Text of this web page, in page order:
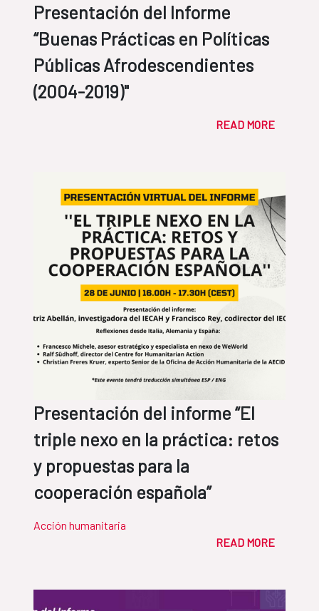
Presentación del Informe
“Buenas Prácticas en Políticas
Públicas Afrodescendientes
(2004-2019)"
READ MORE
Presentación del informe “El
triple nexo en la práctica: retos
y propuestas para la
cooperación española”
Acción humanitaria
READ MORE